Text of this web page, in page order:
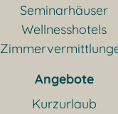
Seminarhäuser
Wellnesshotels
Angebote
Kurzurlaub